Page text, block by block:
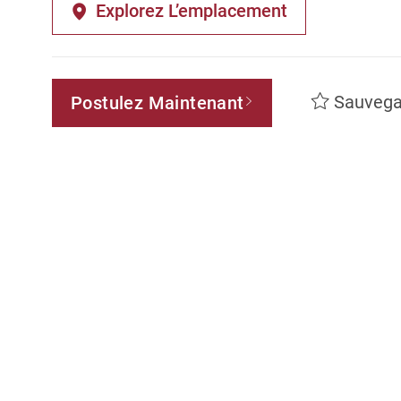
Explorez L’emplacement
Postulez Maintenant